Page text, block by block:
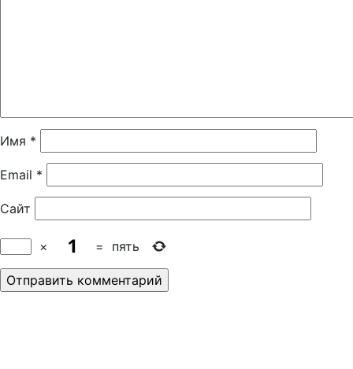
Имя *
Email *
Сайт
× = пять